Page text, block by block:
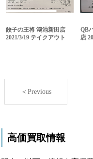
餃子の王将 鴻池新田店
2021/3/19 テイクアウト
QB
店
＜Previous
高価買取情報